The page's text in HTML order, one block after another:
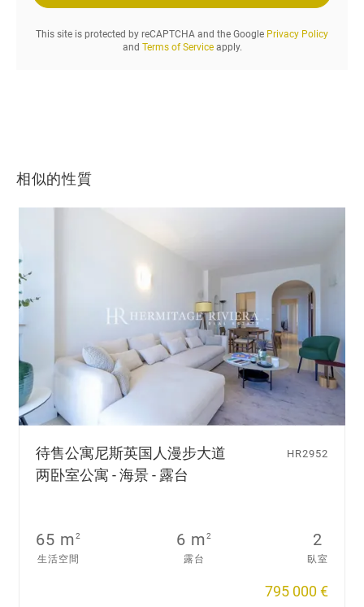
This site is protected by reCAPTCHA and the Google Privacy Policy
and Terms of Serviceapply.
相似的性質
待售公寓尼斯英国人漫步大道
两卧室公寓 - 海景 - 露台
HR2952
65 m2
生活空間
6 m2
露台
2
臥室
795 000 €